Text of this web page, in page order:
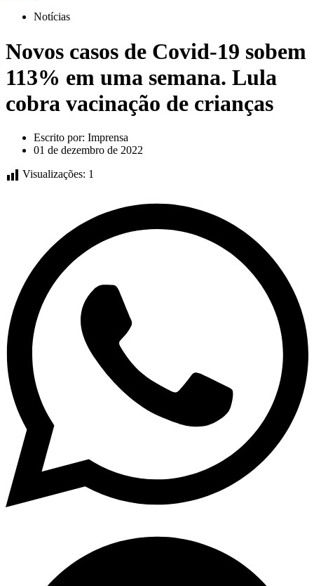
Notícias
Novos casos de Covid-19 sobem
113% em uma semana. Lula
cobra vacinação de crianças
Escrito por: Imprensa
01 de dezembro de 2022
Visualizações: 1